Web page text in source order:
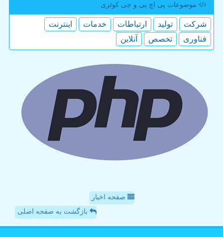
موضوعات پی اچ پی و جی كوئری
شركت تولید ارتباطات خدمات
اینترنت
فناوری
تخصص آنلاین
صفحه اخبار
بازگشت به صفحه اصلی